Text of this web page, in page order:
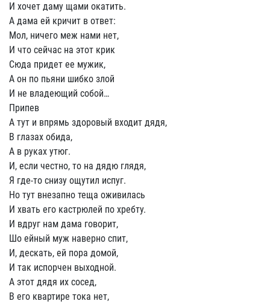
И хочет даму щами окатить.
А дама ей кричит в ответ:
Мол, ничего меж нами нет,
И что сейчас на этот крик
Сюда придет ее мужик,
А он по пьяни шибко злой
И не владеющий собой…
Припев
А тут и впрямь здоровый входит дядя,
В глазах обида,
А в руках утюг.
И, если честно, то на дядю глядя,
Я где-то снизу ощутил испуг.
Но тут внезапно теща оживилась
И хвать его кастрюлей по хребту.
И вдруг нам дама говорит,
Шо ейный муж наверно спит,
И, дескать, ей пора домой,
И так испорчен выходной.
А этот дядя их сосед,
В его квартире тока нет,